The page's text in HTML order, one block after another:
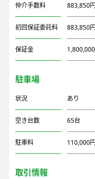
仲介手数料 883,850
初回保証委託料 883,850円
保証金
駐車場
状況 あり
空き台数 65台
駐車料 110,000
取引情報